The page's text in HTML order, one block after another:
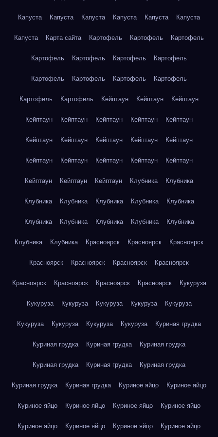
Капуста Капуста Капуста Капуста Капуста Капуста
Капуста Карта сайта Картофель Картофель Картофель
Картофель Картофель Картофель Картофель
Картофель Картофель Картофель Картофель
Картофель Картофель Кейптаун Кейптаун Кейптаун
Кейптаун Кейптаун Кейптаун Кейптаун Кейптаун
Кейптаун Кейптаун Кейптаун Кейптаун Кейптаун
Кейптаун Кейптаун Кейптаун Кейптаун Кейптаун
Кейптаун Кейптаун Кейптаун Клубника Клубника
Клубника Клубника Клубника Клубника Клубника
Клубника Клубника Клубника Клубника Клубника
Клубника Клубника Красноярск Красноярск Красноярск
Красноярск Красноярск Красноярск Красноярск
Красноярск Красноярск Красноярск Красноярск Кукуруза
Кукуруза Кукуруза Кукуруза Кукуруза Кукуруза
Кукуруза Кукуруза Кукуруза Кукуруза Куриная грудка
Куриная грудка Куриная грудка Куриная грудка
Куриная грудка Куриная грудка Куриная грудка
Куриная грудка Куриная грудка Куриное яйцо Куриное яйцо
Куриное яйцо Куриное яйцо Куриное яйцо Куриное яйцо
Куриное яйцо Куриное яйцо Куриное яйцо Куриное яйцо